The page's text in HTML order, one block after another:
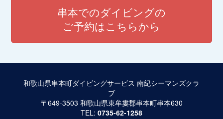
串本でのダイビングの
ご予約はこちらから
和歌山県串本町ダイビングサービス 南紀シーマンズクラ
ブ
〒649-3503 和歌山県東牟婁郡串本町串本630
TEL: 0735-62-1258